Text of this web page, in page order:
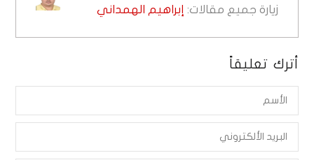
زيارة جميع مقالات: إبراهيم الهمداني
أترك تعليقاً